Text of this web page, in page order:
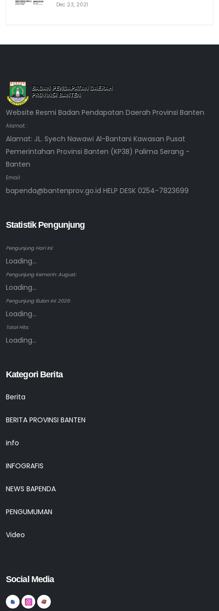
Dec 23, 2021
Website Resmi Badan Pendapatan Daerah Provinsi Banten
Alamat :
Alamat: JL. Syech Nawawi Al-Bantani Kawasan Pusat
Pemerintahan Provinsi Banten (KP3B) Palima Serang -
Banten
Email :
bapenda@bantenprov.go.id HELP DESK 0254-7823699
Statistik Pengunjung
Pengunjung Hari ini:
Loading...
Pengunjung Kemarin: August:
Loading...
Pengunjung Bulan ini: 2026:
Loading...
Total Hits:
Loading...
Kategori Berita
Berita
BERITA PROVINSI BANTEN
info
INFOGRAFIS
NEWS BAPENDA
PENGUMUMAN
Video
Social Media